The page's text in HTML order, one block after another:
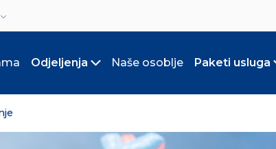
language
Odjeljenja
Toggle submenu
Naše osoblje Paketi usluga